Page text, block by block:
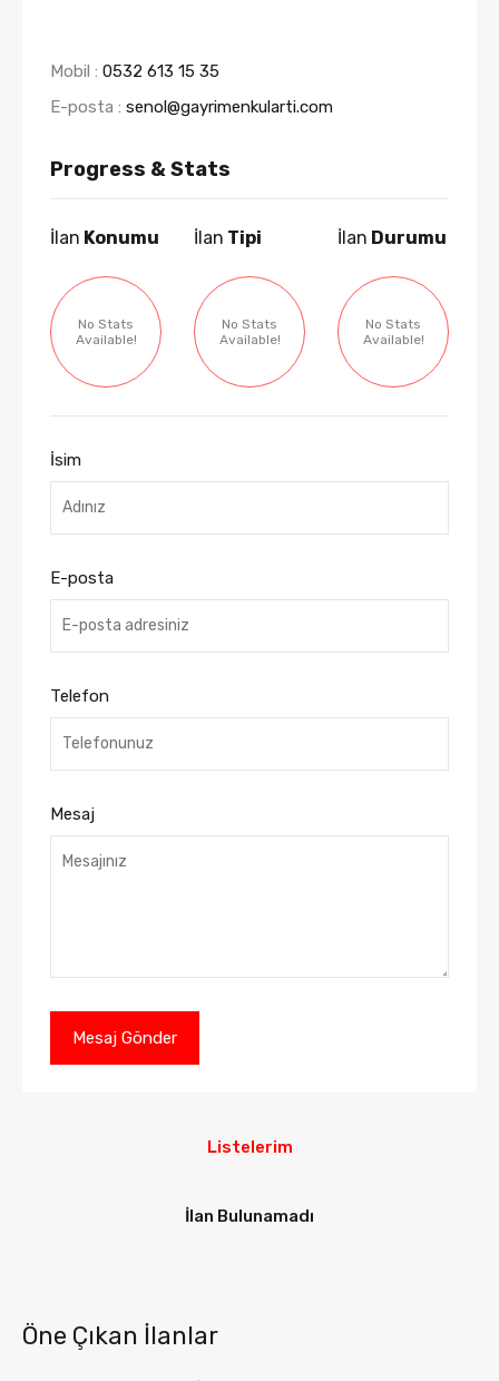
Mobil : 0532 613 15 35
E-posta : senol@gayrimenkularti.com
Progress & Stats
İlan Konumu
No Stats
Available!
İlan Tipi
No Stats
Available!
İlan Durumu
No Stats
Available!
İsim
E-posta
Telefon
Mesaj
Listelerim
İlan Bulunamadı
Öne Çıkan İlanlar